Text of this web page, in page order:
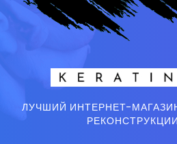
ЛУЧШИЙ ИНТЕРНЕТ-